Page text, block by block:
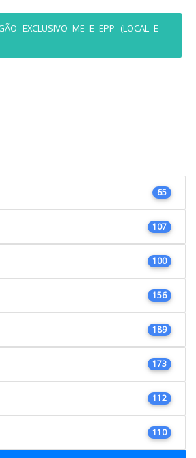
EXCLUSIVO ME E EPP (LOCAL E
65
107
100
156
189
173
112
110